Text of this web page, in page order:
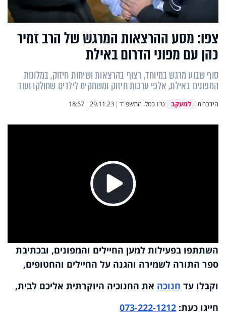
צפו: מסע ההרצאות המרגש של הרב זמיר
כהן עם מפוני הדרום באילת
סוף שבוע מרגש במיוחד, רצוף בהרצאות ושיחות חיזוק, במלונות
המפונים באילת, אלפי ערכות חיזוק ומשחקים לילדים שחולקו ועוד
הידברות למעקב ט"ז כסלו התשפ"ד |
29.11.23
|
18:57
Play
Video
השתתפו בפעילות למען החיילים והמפונים, ובכתיבת
ספר התורה לשמירה והגנה על החיילים והחטופים,
וקבלו עד חנוכה את החנוכיה היוקרתית אליכם לבית,
חייגו כעת: 073-222-1212